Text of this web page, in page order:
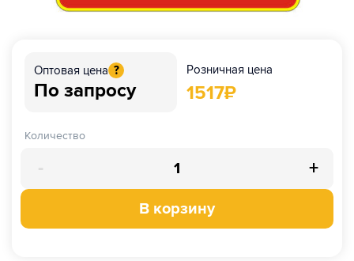
Оптовая цена ?
По запросу
Розничная цена
1517₽
Количество
- +
В корзину